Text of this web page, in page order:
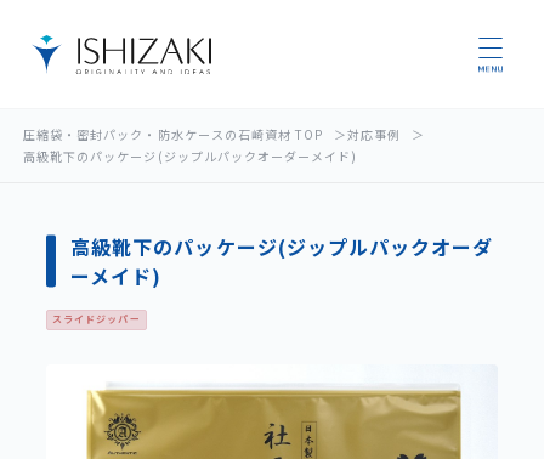
圧縮袋・密封パック・防水ケースの石崎資材 TOP
対応事例
高級靴下のパッケージ(ジップルパックオーダーメイド)
高級靴下のパッケージ(ジップルパックオーダ
ーメイド)
スライドジッパー